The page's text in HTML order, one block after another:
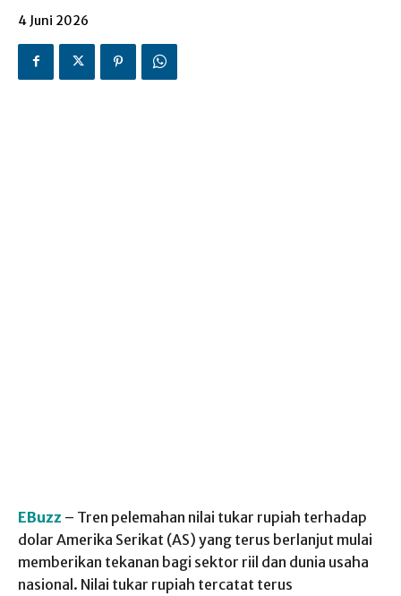
4 Juni 2026
EBuzz – Tren pelemahan nilai tukar rupiah terhadap
dolar Amerika Serikat (AS) yang terus berlanjut mulai
memberikan tekanan bagi sektor riil dan dunia usaha
nasional. Nilai tukar rupiah tercatat terus